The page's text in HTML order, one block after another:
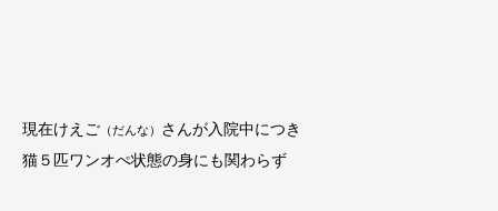
現在けえご （だんな） さんが入院中につき
猫５匹ワンオぺ状態の身にも関わらず